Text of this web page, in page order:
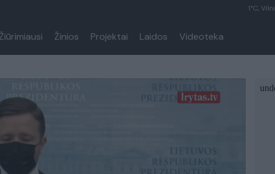
1°C,
Žiūrimiausi Žinios Projektai Laidos Videoteka